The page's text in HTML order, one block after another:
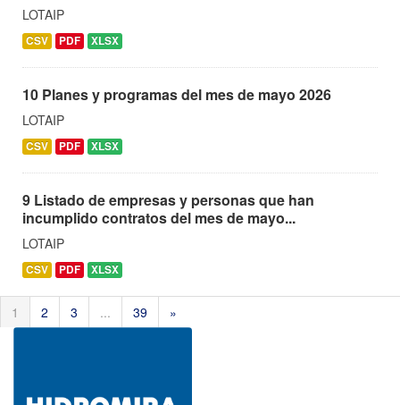
LOTAIP
CSV PDF XLSX
10 Planes y programas del mes de mayo 2026
LOTAIP
CSV PDF XLSX
9 Listado de empresas y personas que han
incumplido contratos del mes de mayo...
LOTAIP
CSV PDF XLSX
1 2 3 ... 39 »